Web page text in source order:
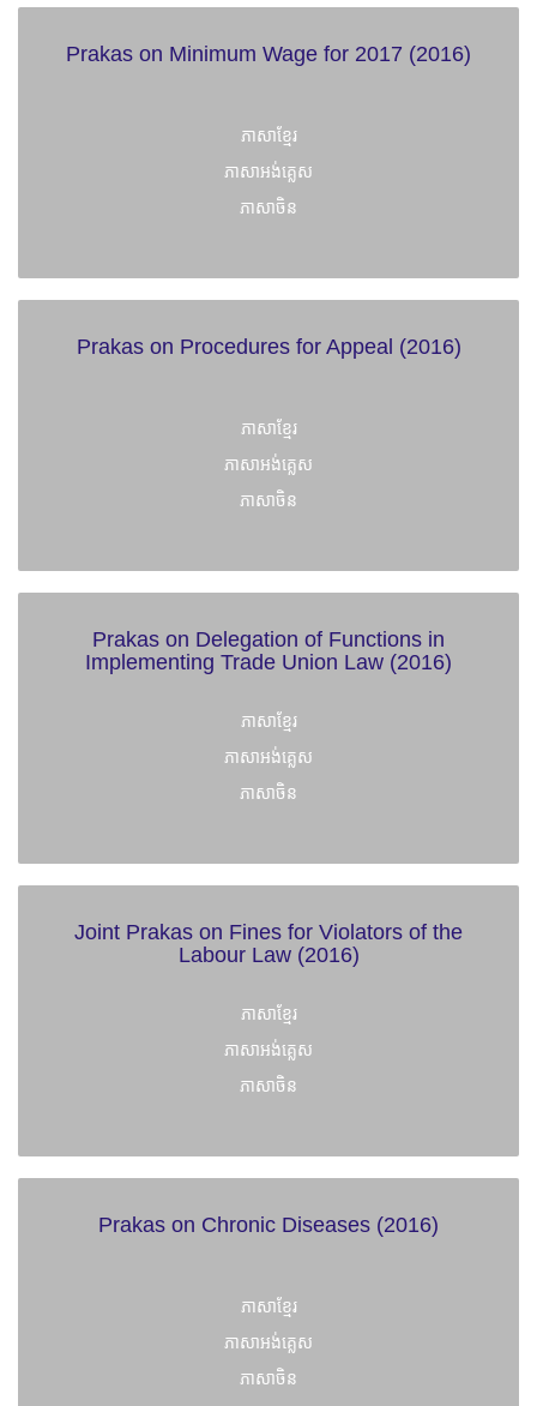
Prakas on Minimum Wage for 2017 (2016)
ភាសាខ្មែរ
ភាសាអង់គ្លេស
ភាសាចិន
Prakas on Procedures for Appeal (2016)
ភាសាខ្មែរ
ភាសាអង់គ្លេស
ភាសាចិន
Prakas on Delegation of Functions in
Implementing Trade Union Law (2016)
ភាសាខ្មែរ
ភាសាអង់គ្លេស
ភាសាចិន
Joint Prakas on Fines for Violators of the
Labour Law (2016)
ភាសាខ្មែរ
ភាសាអង់គ្លេស
ភាសាចិន
Prakas on Chronic Diseases (2016)
ភាសាខ្មែរ
ភាសាអង់គ្លេស
ភាសាចិន